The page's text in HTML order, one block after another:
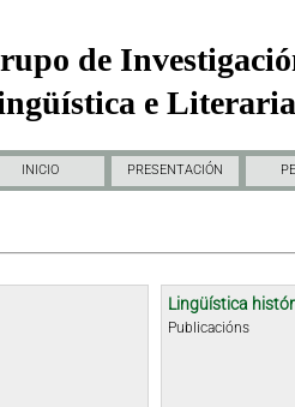
de
e
INICIO PRESENTACIÓN
Lingüística
Publicacións